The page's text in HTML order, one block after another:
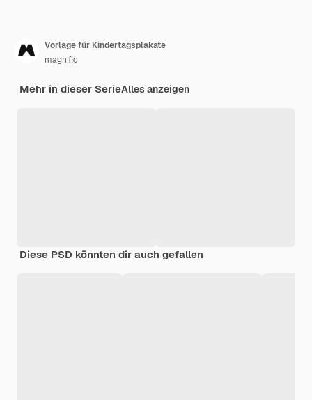
Vorlage für Kindertagsplakate
magnific
Mehr in dieser SerieAlles anzeigen
Diese PSD könnten dir auch gefallen